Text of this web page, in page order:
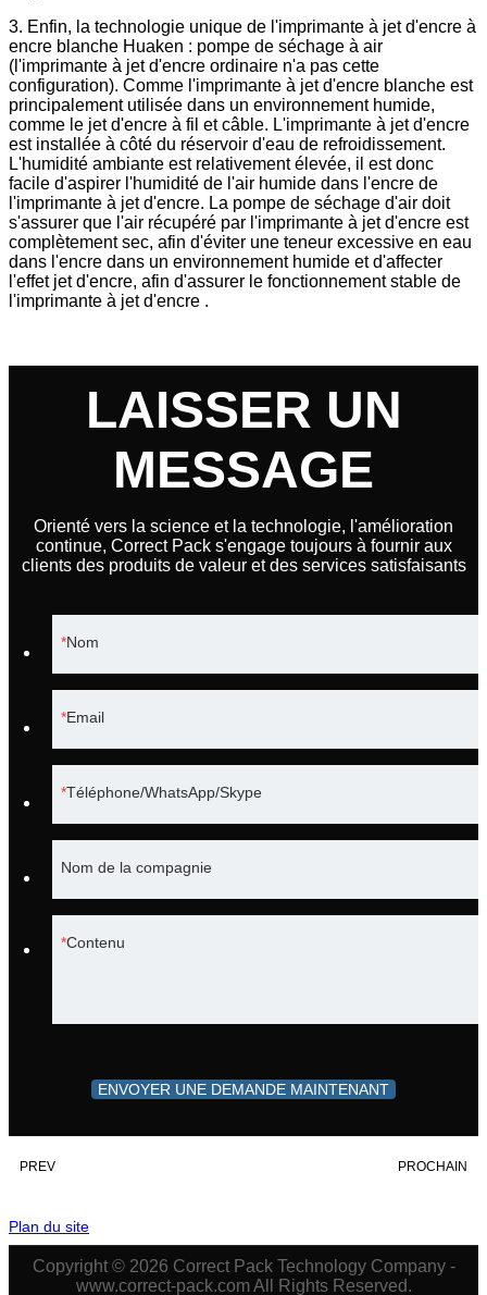
3. Enfin, la technologie unique de l'imprimante à jet d'encre à
encre blanche Huaken : pompe de séchage à air
(l'imprimante à jet d'encre ordinaire n'a pas cette
configuration). Comme l'imprimante à jet d'encre blanche est
principalement utilisée dans un environnement humide,
comme le jet d'encre à fil et câble. L'imprimante à jet d'encre
est installée à côté du réservoir d'eau de refroidissement.
L'humidité ambiante est relativement élevée, il est donc
facile d'aspirer l'humidité de l'air humide dans l'encre de
l'imprimante à jet d'encre. La pompe de séchage d'air doit
s'assurer que l'air récupéré par l'imprimante à jet d'encre est
complètement sec, afin d'éviter une teneur excessive en eau
dans l'encre dans un environnement humide et d'affecter
l'effet jet d'encre, afin d'assurer le fonctionnement stable de
l'imprimante à jet d'encre .
LAISSER UN
MESSAGE
Orienté vers la science et la technologie, l'amélioration
continue, Correct Pack s'engage toujours à fournir aux
clients des produits de valeur et des services satisfaisants
Nom
Email
Téléphone/WhatsApp/Skype
Nom de la compagnie
Contenu
ENVOYER UNE DEMANDE MAINTENANT
PREV PROCHAIN
Plan du site
Copyright © 2026 Correct Pack Technology Company -
www.correct-pack.com All Rights Reserved.